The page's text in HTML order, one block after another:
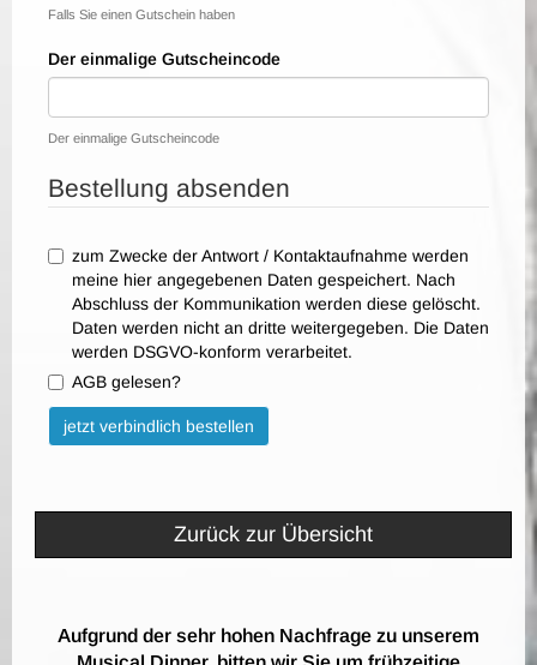
Falls Sie einen Gutschein haben
Der einmalige Gutscheincode
Der einmalige Gutscheincode
Bestellung absenden
zum Zwecke der Antwort / Kontaktaufnahme werden
meine hier angegebenen Daten gespeichert. Nach
Abschluss der Kommunikation werden diese gelöscht.
Daten werden nicht an dritte weitergegeben. Die Daten
werden DSGVO-konform verarbeitet.
AGB gelesen?
Bitte nicht ausfüllen.
jetzt verbindlich bestellen
Zurück zur Übersicht
Aufgrund der sehr hohen Nachfrage zu unserem